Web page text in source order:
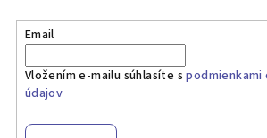
Email
Vložením e-mailu súhlasíte spodmienkami
údajov